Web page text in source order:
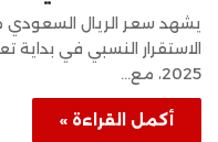
يشهد سعر الريال السعودي
2025، مع…
أكمل القراءة »